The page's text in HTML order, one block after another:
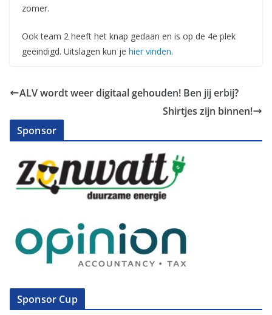
zomer.
Ook team 2 heeft het knap gedaan en is op de 4e plek
geëindigd. Uitslagen kun je hier vinden.
ALV wordt weer digitaal gehouden! Ben jij erbij?
Shirtjes zijn binnen!
Sponsor
Sponsor Cup